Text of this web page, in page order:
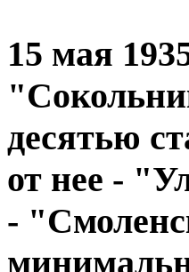
15 мая
десятью
от нее -
-